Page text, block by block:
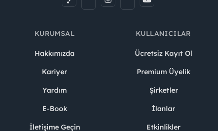
KURUMSAL
Hakkımızda
Kariyer
Yardım
E-Book
İletişime Geçin
KULLANICILAR
Ücretsiz Kayıt Ol
Premium Üyelik
Şirketler
İlanlar
Etkinlikler